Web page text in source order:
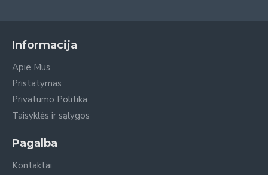
Informacija
Apie Mus
Pristatymas
Privatumo Politika
Taisyklės ir sąlygos
Pagalba
Kontaktai